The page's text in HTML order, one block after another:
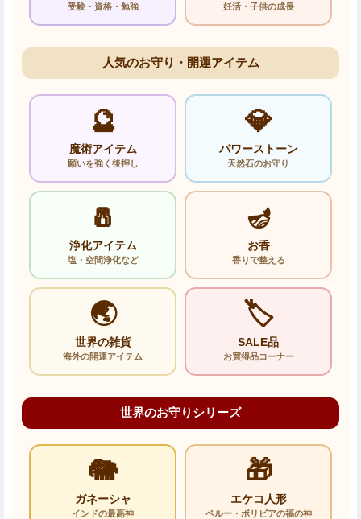
受験・資格・勉強 妊活・子供の成長
人気のお守り・開運アイテム
🔮
魔術アイテム
願いを強く後押し
💎
パワーストーン
天然石のお守り
🧂
浄化アイテム
塩・空間浄化など
🪔
お香
香りで整える
🌏
世界の雑貨
海外の開運アイテム
🏷️
SALE品
お買得品コーナー
世界のお守りシリーズ
🐘
ガネーシャ
インドの最高神
🎁
エケコ人形
ペルー・ボリビアの福の神